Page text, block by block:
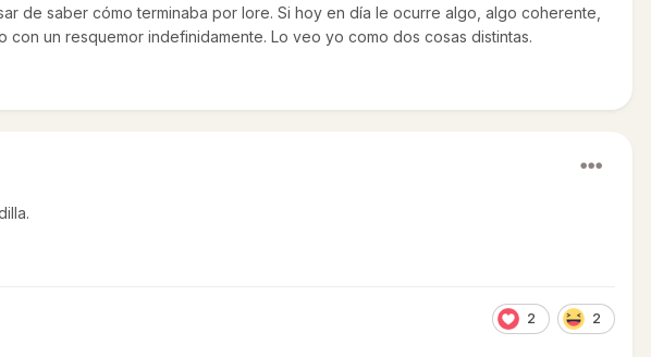
de saber cómo terminaba por lore. Si hoy en día le ocurre algo, algo coherente,
un resquemor indefinidamente. Lo veo yo como dos cosas distintas.
2 2